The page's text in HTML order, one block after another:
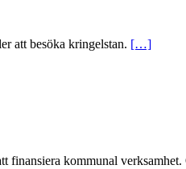
att besöka kringelstan. […]
finansiera kommunal